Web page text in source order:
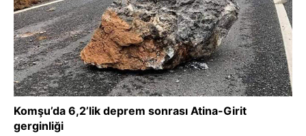
Komşu’da 6,2’lik deprem sonrası Atina-Girit
gerginliği